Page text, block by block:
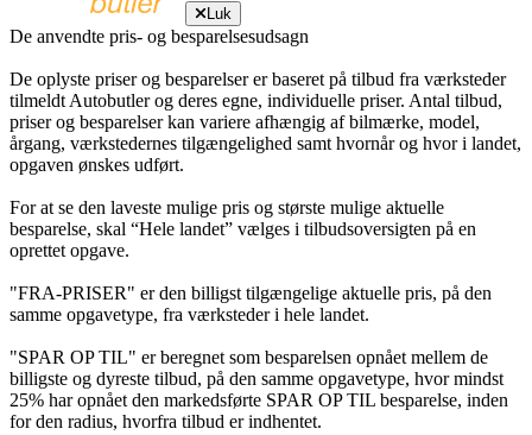
Luk
De anvendte pris- og besparelsesudsagn
De oplyste priser og besparelser er baseret på tilbud fra værksteder
tilmeldt Autobutler og deres egne, individuelle priser. Antal tilbud,
priser og besparelser kan variere afhængig af bilmærke, model,
årgang, værkstedernes tilgængelighed samt hvornår og hvor i landet,
opgaven ønskes udført.
For at se den laveste mulige pris og største mulige aktuelle
besparelse, skal “Hele landet” vælges i tilbudsoversigten på en
oprettet opgave.
"FRA-PRISER" er den billigst tilgængelige aktuelle pris, på den
samme opgavetype, fra værksteder i hele landet.
"SPAR OP TIL" er beregnet som besparelsen opnået mellem de
billigste og dyreste tilbud, på den samme opgavetype, hvor mindst
25% har opnået den markedsførte SPAR OP TIL besparelse, inden
for den radius, hvorfra tilbud er indhentet.